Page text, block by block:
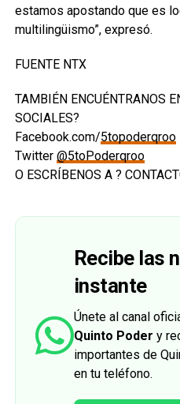
estamos apostando que es
multilingüismo”, expresó.
FUENTE NTX
TAMBIÉN ENCUÉNTRANOS
SOCIALES?
Facebook.com/5topoderqroo
Twitter @5toPoderqroo
O ESCRÍBENOS A ?
Recibe las
instante
Únete al canal
Quinto Poder y
importantes de
en tu teléfono.